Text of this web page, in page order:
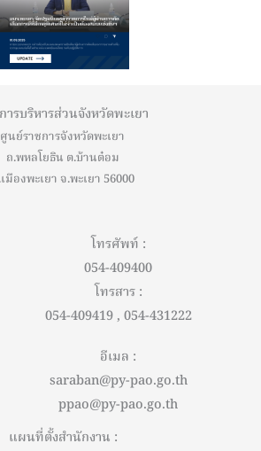
ารบริหารส่วนจังหวัดพะเยา
ศูนย์ราชการจังหวัดพะเยา
ถ.พหลโยธิน ต.บ้านต๋อม
มืองพะเยา จ.พะเยา 56000
โทรศัพท์ :
054-409400
โทรสาร :
054-409419 , 054-431222
อีเมล :
saraban@py-pao.go.th
ppao@py-pao.go.th
แผนที่ตั้งสำนักงาน :